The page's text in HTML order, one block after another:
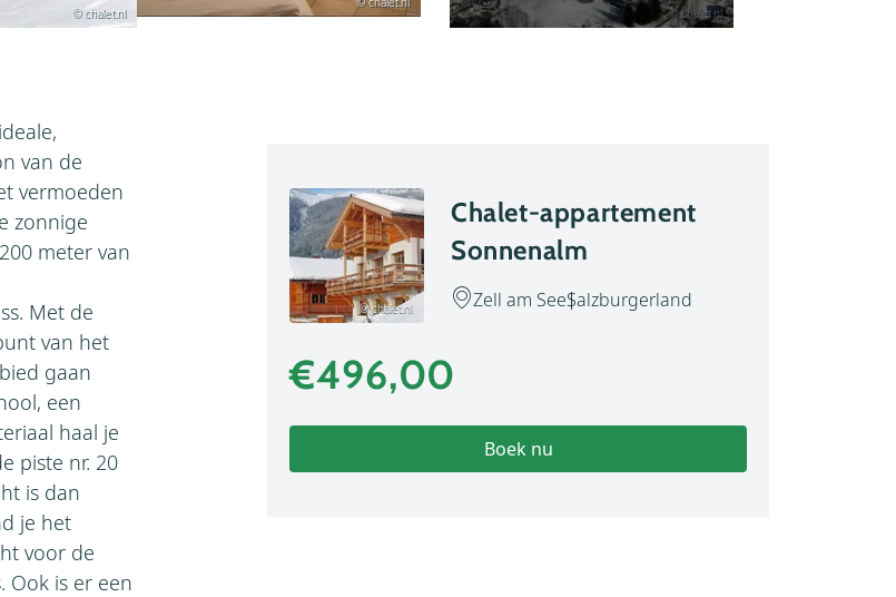
© chalet.nl © chalet.nl
van de
vermoeden
zonnige
meter van
Met de
van het
gaan
een
haal je
piste nr. 20
is dan
je het
voor de
Ook is er een
© chalet.nl
Chalet-appartement
Sonnenalm
Zell am SeeSalzburgerland
€496,00
Boek nu